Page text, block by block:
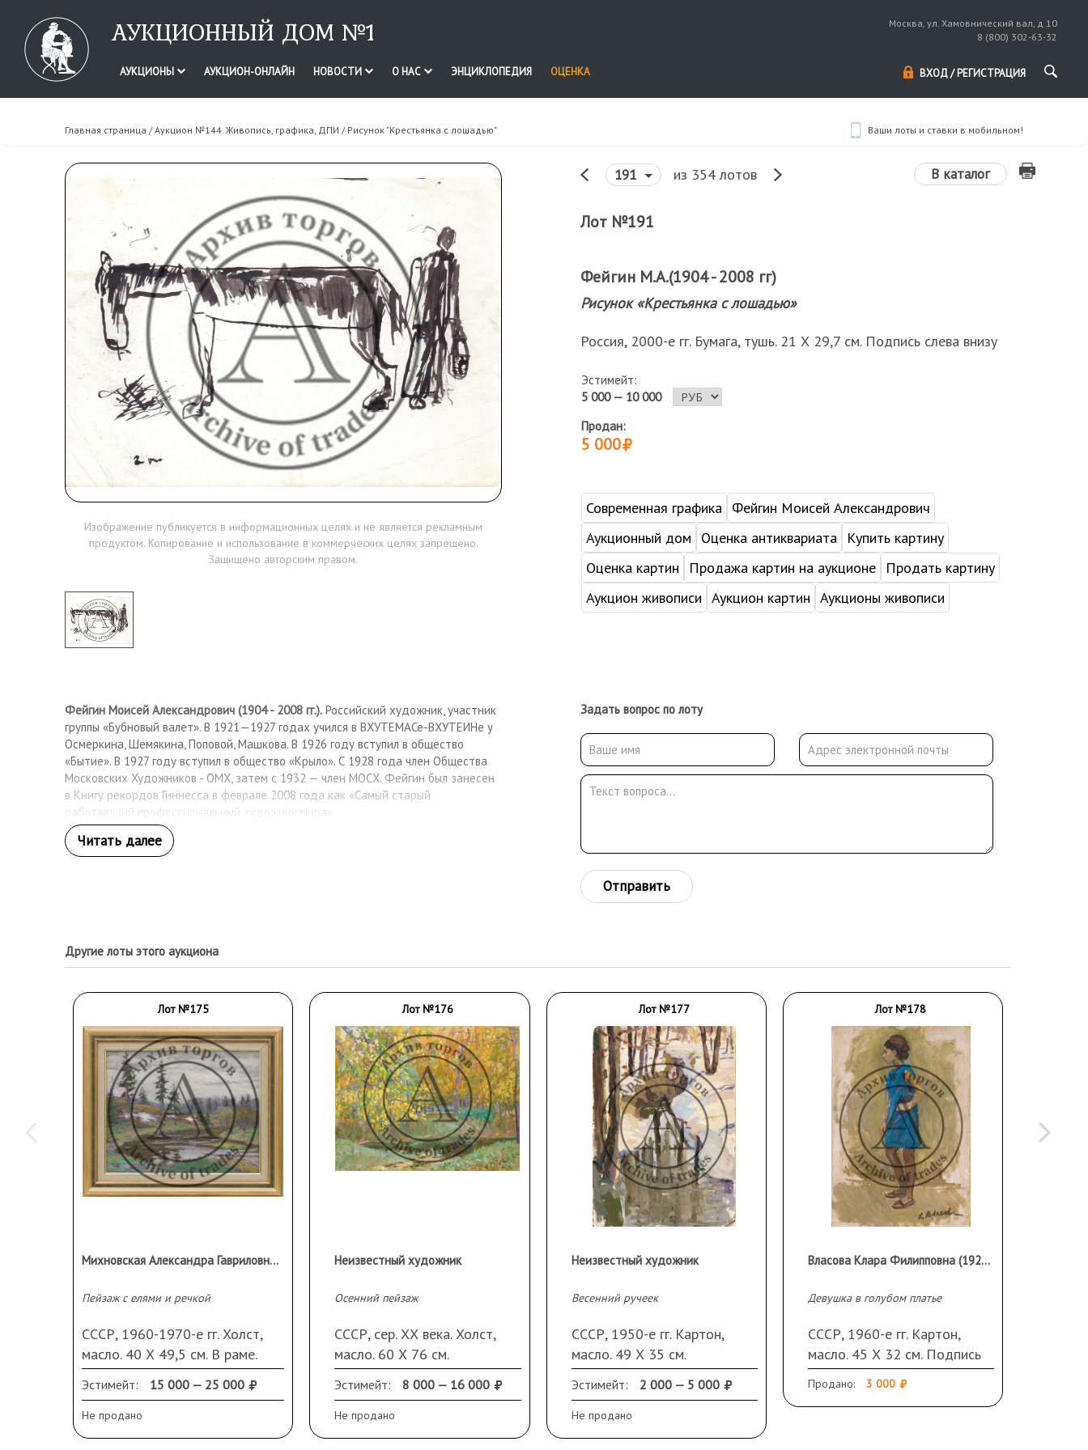
АУКЦИОННЫЙ ДОМ №1
Москва, ул. Хамовнический вал, д.10
8 (800) 302-63-32
АУКЦИОНЫ АУКЦИОН-ОНЛАЙН НОВОСТИ О НАС ЭНЦИКЛОПЕДИЯ ОЦЕНКА ВХОД / РЕГИСТРАЦИЯ
Главная страница /Аукцион №144. Живопись, графика, ДПИ / Рисунок "Крестьянка с лошадью" Ваши лоты и ставки в мобильном!
Изображение публикуется в информационных целях и не является рекламным
продуктом. Копирование и использование в коммерческих целях запрещено.
Защищено авторским правом.
191 из 354 лотов В каталог
Лот №191
Фейгин М.А.(1904 - 2008 гг)
Рисунок «Крестьянка с лошадью»
Россия, 2000-е гг. Бумага, тушь. 21 Х 29,7 см. Подпись слева внизу
Эстимейт:
5 000 — 10 000
Продан:
5 000
Современная графика Фейгин Моисей Александрович
Аукционный дом
Оценка антиквариата
Купить картину
Оценка картин
Продажа картин на аукционе
Продать картину
Аукцион живописи Аукцион картин Аукционы живописи
Фейгин Моисей Александрович (1904 - 2008 гг.). Российский художник, участник
группы «Бубновый валет». В 1921—1927 годах учился в ВХУТЕМАСе-ВХУТЕИНе у
Осмеркина, Шемякина, Поповой, Машкова. В 1926 году вступил в общество
«Бытие». В 1927 году вступил в общество «Крыло». С 1928 года член Общества
Московских Художников - ОМХ, затем с 1932 — член МОСХ. Фейгин был занесен
в Книгу рекордов Гиннесса в феврале 2008 года как «Самый старый
работающий профессиональный художник мира».
Задать вопрос по лоту
Отправить
Другие лоты этого аукциона
Лот №175
Михновская Александра Гавриловна (1903-?)
Пейзаж с елями и речкой
СССР, 1960-1970-е гг. Холст,
масло. 40 Х 49,5 см. В раме.
Кромки холста подведены. В
раме
Эстимейт: 15 000 — 25 000
Не продано
Лот №176
Неизвестный художник
Осенний пейзаж
СССР, сер. ХХ века. Холст,
масло. 60 Х 76 см.
Неразборчивая подпись
справа внизу
Эстимейт: 8 000 — 16 000
Не продано
Лот №177
Неизвестный художник
Весенний ручеек
СССР, 1950-е гг. Картон,
масло. 49 Х 35 см.
Повреждения по краям.
Эстимейт: 2 000 — 5 000
Не продано
Лот №178
Власова Клара Филипповна (1926 г.р.)
Девушка в голубом платье
СССР, 1960-е гг. Картон,
масло. 45 Х 32 см. Подпись
справа внизу.
Продано: 3 000